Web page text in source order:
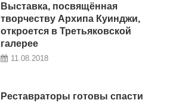
Выставка, посвящённая
творчеству Архипа Куинджи,
откроется в Третьяковской
галерее
11.08.2018
Реставраторы готовы спасти